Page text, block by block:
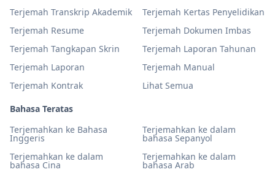
Terjemah Transkrip Akademik
Terjemah Kertas Penyelidikan
Terjemah Resume
Terjemah Dokumen Imbas
Terjemah Tangkapan Skrin
Terjemah Laporan Tahunan
Terjemah Laporan
Terjemah Manual
Terjemah Kontrak
Lihat Semua
Bahasa Teratas
Terjemahkan ke Bahasa
Inggeris
Terjemahkan ke dalam
bahasa Sepanyol
Terjemahkan ke dalam
bahasa Cina
Terjemahkan ke dalam
bahasa Arab